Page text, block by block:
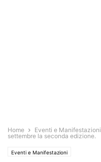
Home Eventi e Manifestazioni
settembre la seconda edizione.
Eventi e Manifestazioni